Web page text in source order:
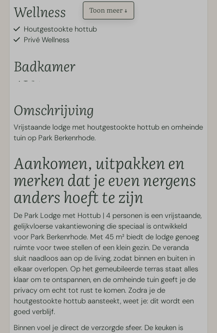
Wellness
Houtgestookte hottub
Privé Wellness
Badkamer
Toilet
Buiten
Terras
Terrasmeubilair
Luifel
Omheinde tuin middels hekwerk (ca. 90cm hoog)
Keuken
Keuken
Borden en bestek
Vaatwasser
Eettafel
Filterkoffiezetapparaat
Senseokoffiezetapparaat
Koelkast met vriesvak
Combimagnetron
Gaskookplaat
Toon meer ↓
Omschrijving
Vrijstaande lodge met houtgestookte hottub en omheinde
tuin op Park Berkenrhode.
Aankomen, uitpakken en
merken dat je even nergens
anders hoeft te zijn
De Park Lodge met Hottub | 4 personen is een vrijstaande,
gelijkvloerse vakantiewoning die speciaal is ontwikkeld
voor Park Berkenrhode. Met 45 m² biedt de lodge genoeg
ruimte voor twee stellen of een klein gezin. De veranda
sluit naadloos aan op de living, zodat binnen en buiten in
elkaar overlopen. Op het gemeubileerde terras staat alles
klaar om te ontspannen, en de omheinde tuin geeft je de
privacy om echt tot rust te komen. Zodra je de
houtgestookte hottub aansteekt, weet je: dit wordt een
goed verblijf.
Binnen voel je direct de verzorgde sfeer. De keuken is